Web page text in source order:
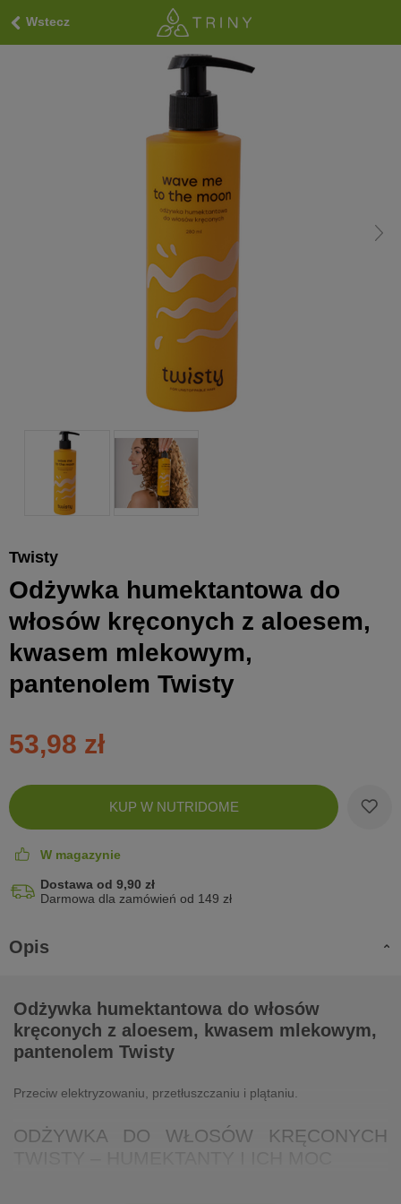
Wstecz
Twisty
Odżywka humektantowa do
włosów kręconych z aloesem,
kwasem mlekowym,
pantenolem Twisty
53,98 zł
Zobacz
koszyk
KUP W NUTRIDOME
W magazynie
Dostawa od 9,90 zł
Darmowa dla zamówień od 149 zł
Opis
Odżywka humektantowa do włosów
kręconych z aloesem, kwasem mlekowym,
pantenolem Twisty
Przeciw elektryzowaniu, przetłuszczaniu i plątaniu.
ODŻYWKA DO WŁOSÓW KRĘCONYCH